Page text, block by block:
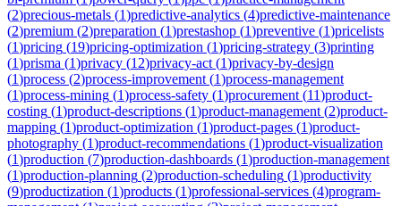
(2)precious-metals (1)predictive-analytics (4)predictive-maintenance
(2)premium (2)preparation (1)prestashop (1)preventive (1)pricelists
(1)pricing (19)pricing-optimization (1)pricing-strategy (3)printing
(1)prisma (1)privacy (12)privacy-act (1)privacy-by-design
(1)process (2)process-improvement (1)process-management
(1)process-mining (1)process-safety (1)procurement (11)product-
costing (1)product-descriptions (1)product-management (2)product-
mapping (1)product-optimization (1)product-pages (1)product-
photography (1)product-recommendations (1)product-visualization
(1)production (7)production-dashboards (1)production-management
(1)production-planning (2)production-scheduling (1)productivity
(9)productization (1)products (1)professional-services (4)program-